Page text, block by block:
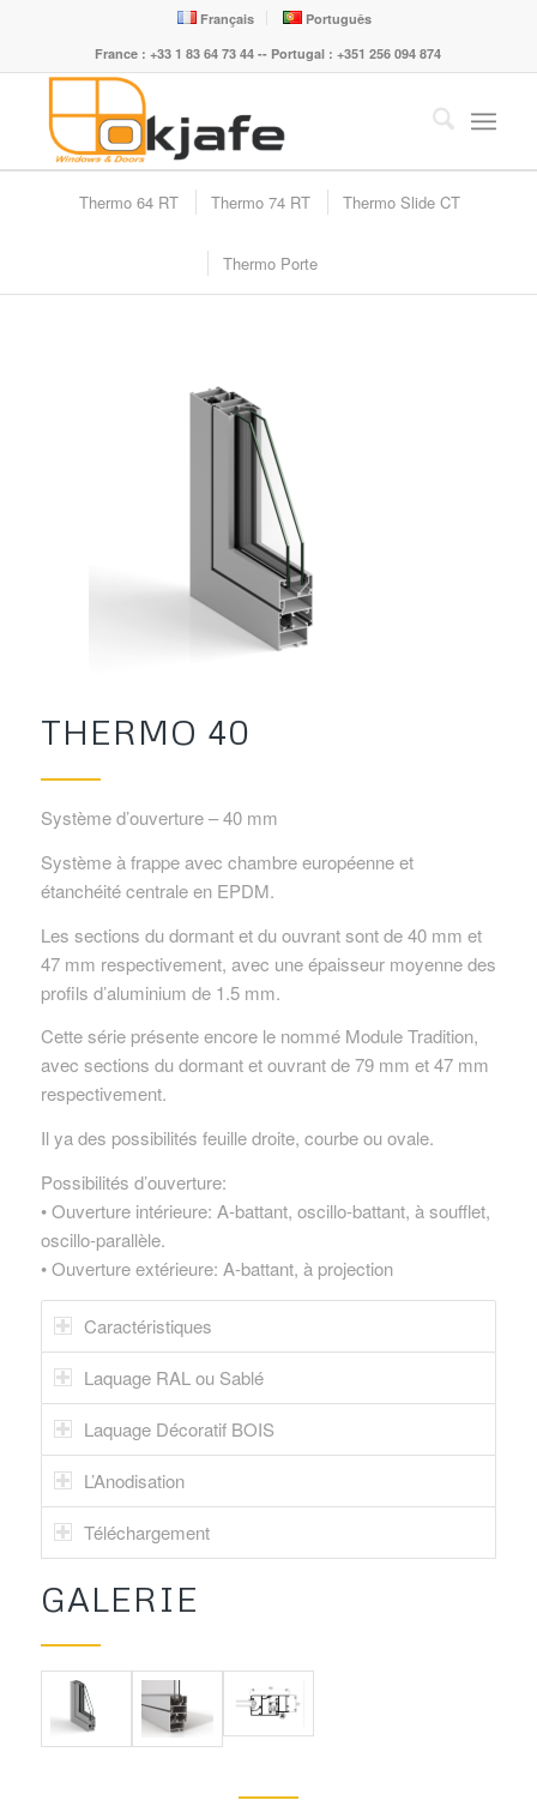
Français
Português
France : +33 1 83 64 73 44 -- Portugal : +351 256 094 874
Thermo 64 RT Thermo 74 RT Thermo Slide CT
Thermo Porte
THERMO 40
Système d’ouverture – 40 mm
Système à frappe avec chambre européenne et
étanchéité centrale en EPDM.
Les sections du dormant et du ouvrant sont de 40 mm et
47 mm respectivement, avec une épaisseur moyenne des
profils d’aluminium de 1.5 mm.
Cette série présente encore le nommé Module Tradition,
avec sections du dormant et ouvrant de 79 mm et 47 mm
respectivement.
Il ya des possibilités feuille droite, courbe ou ovale.
Possibilités d’ouverture:
• Ouverture intérieure: A-battant, oscillo-battant, à soufflet,
oscillo-parallèle.
• Ouverture extérieure: A-battant, à projection
Caractéristiques
Laquage RAL ou Sablé
Laquage Décoratif BOIS
L’Anodisation
Téléchargement
GALERIE